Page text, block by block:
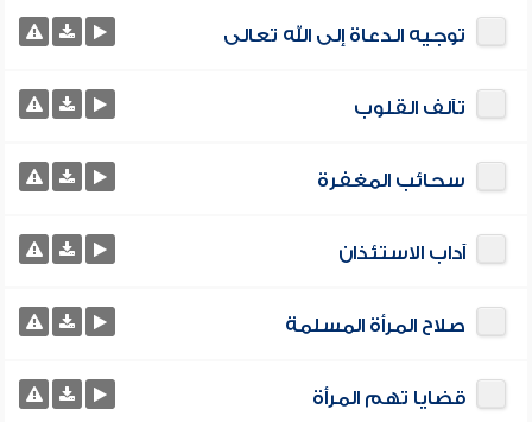
توجيه الدعاة إلى الله تعالى
تآلف القلوب
سحائب المغفرة
آداب الاستئذان
صلاح المرأة المسلمة
قضايا تهم المرأة